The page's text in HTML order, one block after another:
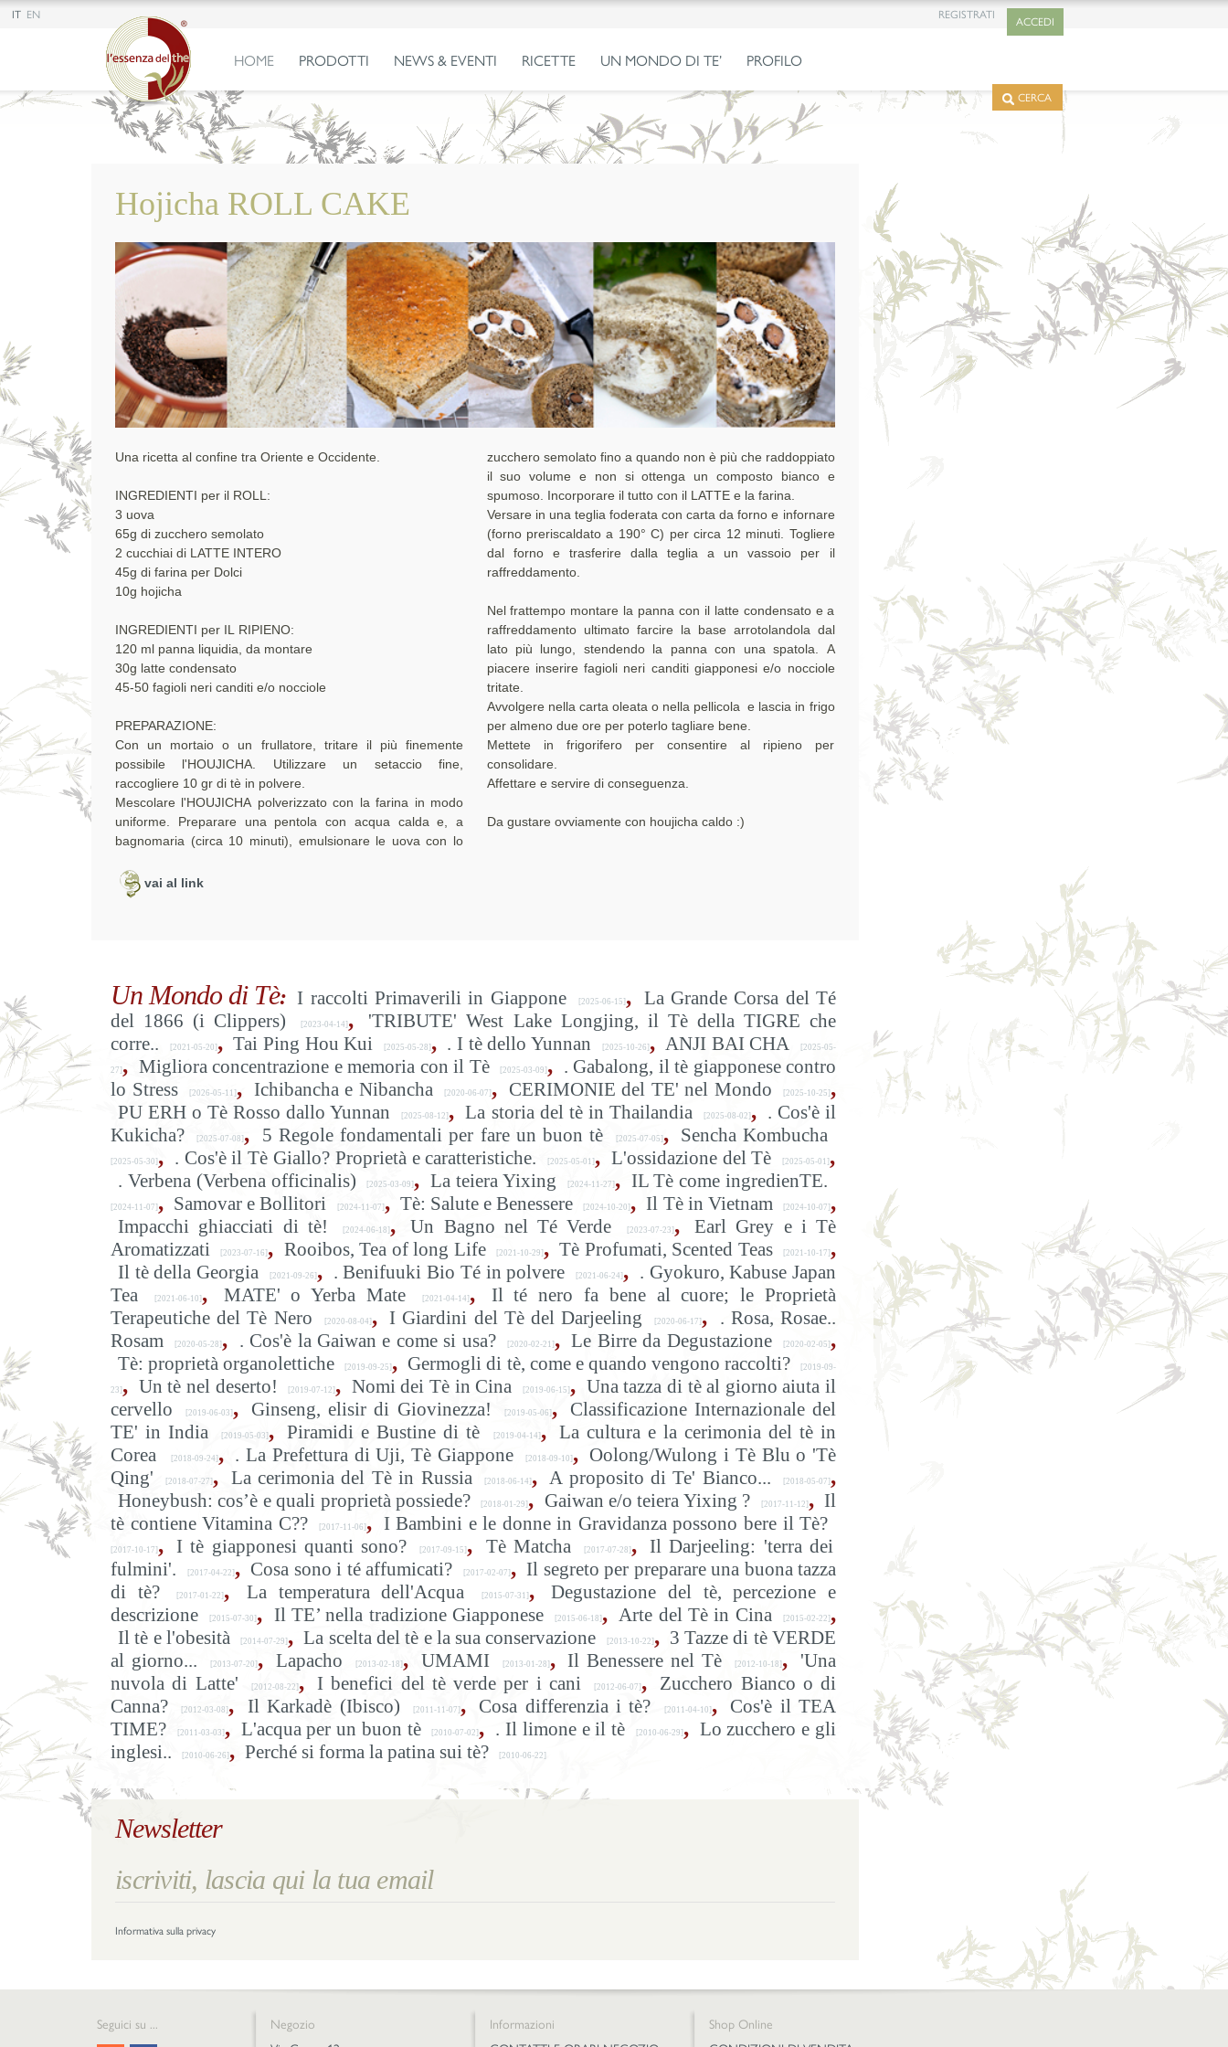
ACCEDI
CERCA
IT EN REGISTRATI
HOME PRODOTTI NEWS & EVENTI RICETTE UN MONDO DI TE’ PROFILO
Hojicha ROLL CAKE
Una ricetta al confine tra Oriente e Occidente.
INGREDIENTI per il ROLL:
3 uova
65g di zucchero semolato
2 cucchiai di LATTE INTERO
45g di farina per Dolci
10g hojicha
INGREDIENTI per IL RIPIENO:
120 ml panna liquidia, da montare
30g latte condensato
45-50 fagioli neri canditi e/o nocciole
PREPARAZIONE:
Con un mortaio o un frullatore, tritare il più finemente
possibile l'HOUJICHA. Utilizzare un setaccio fine,
raccogliere 10 gr di tè in polvere.
Mescolare l'HOUJICHA polverizzato con la farina in modo
uniforme. Preparare una pentola con acqua calda e, a
bagnomaria (circa 10 minuti), emulsionare le uova con lo
zucchero semolato fino a quando non è più che raddoppiato
il suo volume e non si ottenga un composto bianco e
spumoso. Incorporare il tutto con il LATTE e la farina.
Versare in una teglia foderata con carta da forno e infornare
(forno preriscaldato a 190° C) per circa 12 minuti. Togliere
dal forno e trasferire dalla teglia a un vassoio per il
raffreddamento.
Nel frattempo montare la panna con il latte condensato e a
raffreddamento ultimato farcire la base arrotolandola dal
lato più lungo, stendendo la panna con una spatola. A
piacere inserire fagioli neri canditi giapponesi e/o nocciole
tritate.
Avvolgere nella carta oleata o nella pellicola e lascia in frigo
per almeno due ore per poterlo tagliare bene.
Mettete in frigorifero per consentire al ripieno per
consolidare.
Affettare e servire di conseguenza.
Da gustare ovviamente con houjicha caldo :)
vai al link
Un Mondo di Tè: I raccolti Primaverili in Giappone [2025-06-15] , La Grande Corsa del Té
del 1866 (i Clippers)
[2023-04-14] ,
'TRIBUTE' West Lake Longjing, il Tè della TIGRE che
corre..
[2021-05-20] , Tai Ping Hou Kui [2025-05-28] , . I tè dello Yunnan [2025-10-26] , ANJI BAI CHA [2025-05-
27] , Migliora concentrazione e memoria con il Tè [2025-03-09] , . Gabalong, il tè giapponese contro
lo Stress
[2026-05-11] , Ichibancha e Nibancha [2020-06-07] , CERIMONIE del TE' nel Mondo [2025-10-25] ,
PU ERH o Tè Rosso dallo Yunnan [2025-08-12] , La storia del tè in Thailandia [2025-08-02] , . Cos'è il
Kukicha?
[2025-07-08] , 5 Regole fondamentali per fare un buon tè [2025-07-05], Sencha Kombucha
[2025-05-30] , . Cos'è il Tè Giallo? Proprietà e caratteristiche. [2025-05-01] , L'ossidazione del Tè [2025-05-01] ,
. Verbena (Verbena officinalis) [2025-03-09] , La teiera Yixing [2024-11-27], IL Tè come ingredienTE.
[2024-11-07] , Samovar e Bollitori [2024-11-07] , Tè: Salute e Benessere [2024-10-20] , Il Tè in Vietnam [2024-10-07] ,
Impacchi ghiacciati di tè! [2024-06-18] , Un Bagno nel Té Verde [2023-07-23] ,
Earl Grey e i Tè
Aromatizzati
[2023-07-16] , Rooibos, Tea of long Life [2021-10-29] , Tè Profumati, Scented Teas [2021-10-17] ,
Il tè della Georgia [2021-09-26] , . Benifuuki Bio Té in polvere [2021-06-24] , . Gyokuro, Kabuse Japan
Tea
[2021-06-10] , MATE' o Yerba Mate [2021-04-14] ,
Il té nero fa bene al cuore; le Proprietà
Terapeutiche del Tè Nero
[2020-08-04] , I Giardini del Tè del Darjeeling [2020-06-17] ,
. Rosa, Rosae..
Rosam
[2020-05-28] , . Cos'è la Gaiwan e come si usa? [2020-02-21] , Le Birre da Degustazione [2020-02-05] ,
Tè: proprietà organolettiche [2019-09-25] , Germogli di tè, come e quando vengono raccolti? [2019-09-
23] , Un tè nel deserto! [2019-07-12] , Nomi dei Tè in Cina [2019-06-15] , Una tazza di tè al giorno aiuta il
cervello
[2019-06-03] , Ginseng, elisir di Giovinezza! [2019-05-06],
Classificazione Internazionale del
TE' in India
[2019-05-03] , Piramidi e Bustine di tè [2019-04-14],
La cultura e la cerimonia del tè in
Corea
[2018-09-24], . La Prefettura di Uji, Tè Giappone [2018-09-10] , Oolong/Wulong i Tè Blu o 'Tè
Qing'
[2018-07-27] , La cerimonia del Tè in Russia [2018-06-14] , A proposito di Te' Bianco... [2018-05-07] ,
Honeybush: cos’è e quali proprietà possiede? [2018-01-29] , Gaiwan e/o teiera Yixing ? [2017-11-12] , Il
tè contiene Vitamina C??
[2017-11-06] , I Bambini e le donne in Gravidanza possono bere il Tè?
[2017-10-17] , I tè giapponesi quanti sono? [2017-09-15] , Tè Matcha [2017-07-28] , Il Darjeeling: 'terra dei
fulmini'.
[2017-04-22] , Cosa sono i té affumicati? [2017-02-07] , Il segreto per preparare una buona tazza
di tè?
[2017-01-22] , La temperatura dell'Acqua [2015-07-31] ,
Degustazione del tè, percezione e
descrizione
[2015-07-30] , Il TE’ nella tradizione Giapponese [2015-06-18] , Arte del Tè in Cina [2015-02-22] ,
Il tè e l'obesità [2014-07-29] , La scelta del tè e la sua conservazione [2013-10-22] , 3 Tazze di tè VERDE
al giorno...
[2013-07-20] , Lapacho [2013-02-18], UMAMI [2013-01-28] , Il Benessere nel Tè [2012-10-18] ,
'Una
nuvola di Latte'
[2012-08-22], I benefici del tè verde per i cani [2012-06-07] ,
Zucchero Bianco o di
Canna?
[2012-03-08] , Il Karkadè (Ibisco) [2011-11-07] , Cosa differenzia i tè? [2011-04-10] ,
Cos'è il TEA
TIME?
[2011-03-03], L'acqua per un buon tè [2010-07-02] , . Il limone e il tè [2010-06-29] , Lo zucchero e gli
inglesi..
[2010-06-26] , Perché si forma la patina sui tè? [2010-06-22]
Newsletter
Informativa sulla privacy
Seguici su ...
Negozio
Informazioni
Shop Online